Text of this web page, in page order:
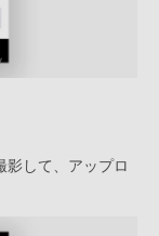
影して、アップロ